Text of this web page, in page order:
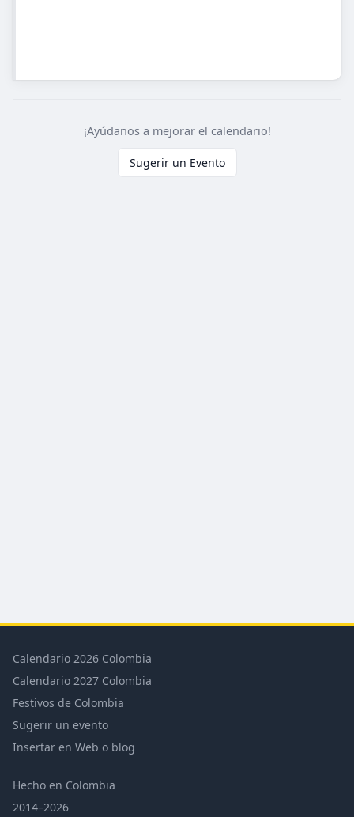
¡Ayúdanos a mejorar el calendario!
Sugerir un Evento
Calendario 2026 Colombia
Calendario 2027 Colombia
Festivos de Colombia
Sugerir un evento
Insertar en Web o blog
Hecho en Colombia
2014–2026